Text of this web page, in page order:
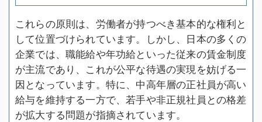
これらの原則は、労働者が持つべき基本的な権利と
して位置づけられています。しかし、日本の多くの
企業では、職能給や年功給といった従来の賃金制度
が主流であり、これが公平な待遇の実現を妨げる一
因となっています。特に、中高年層の正社員が高い
給与を維持する一方で、若手や非正規社員との格差
が拡大する問題が指摘されています。